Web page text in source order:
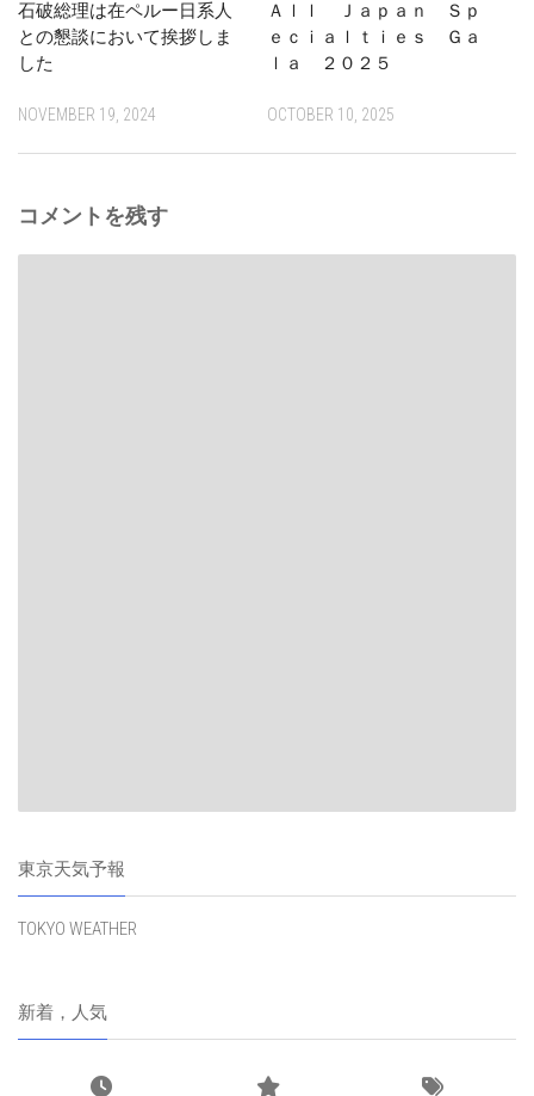
石破総理は在ペルー日系人
との懇談において挨拶しま
した
NOVEMBER 19, 2024
Ａｌｌ Ｊａｐａｎ Ｓｐ
ｅｃｉａｌｔｉｅｓ Ｇａ
ｌａ ２０２５
OCTOBER 10, 2025
コメントを残す
東京天気予報
TOKYO WEATHER
新着，人気